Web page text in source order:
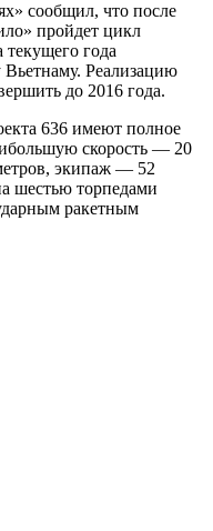
сообщил, что после
пройдет цикл
года
Вьетнаму. Реализацию
до 2016 года.
636 имеют полное
скорость — 20
экипаж — 52
шестью торпедами
ракетным